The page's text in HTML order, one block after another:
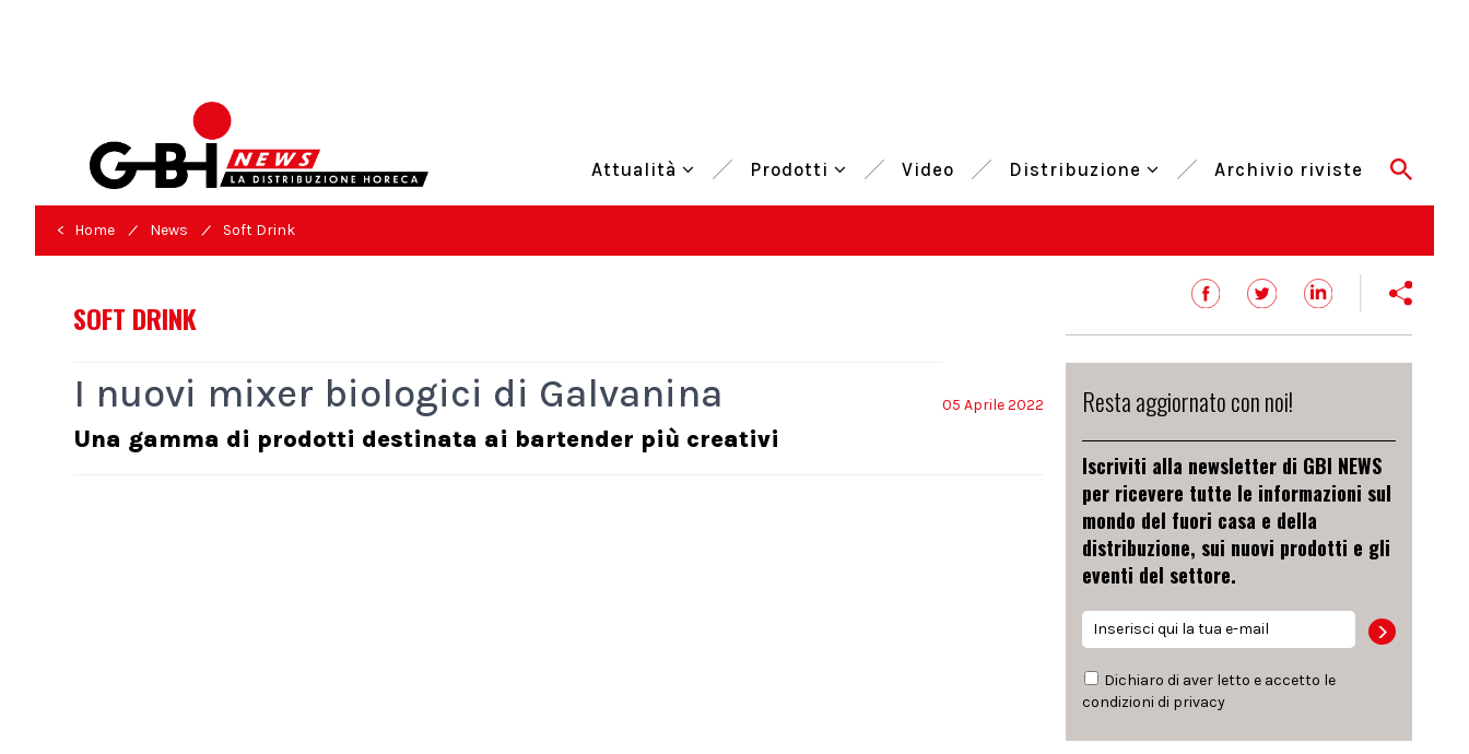
Attualità Prodotti Video Distribuzione Archivio riviste
< Home / News / Soft Drink
SOFT DRINK
05 Aprile 2022
I nuovi mixer biologici di Galvanina
Una gamma di prodotti destinata ai bartender più creativi
Resta aggiornato con noi!
Iscriviti alla newsletter di GBI NEWS
per ricevere tutte le informazioni sul
mondo del fuori casa e della
distribuzione, sui nuovi prodotti e gli
eventi del settore.
Dichiaro di aver letto e accetto le
condizioni di privacy